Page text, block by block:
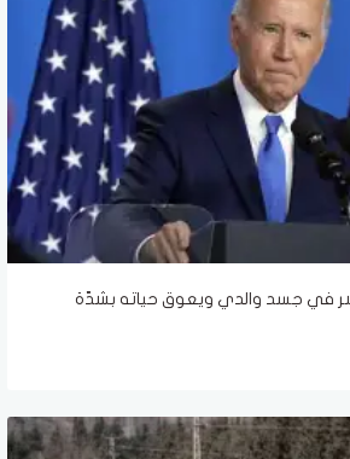
في جسد والدي ويعوق حياته بشدّة